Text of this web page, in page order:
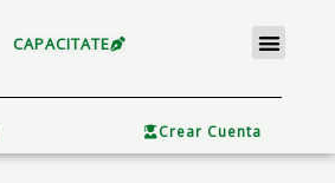
CAPACITATE Menu
Crear Cuenta